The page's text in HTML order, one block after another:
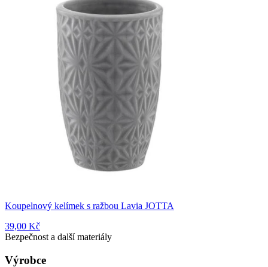
Koupelnový kelímek s ražbou Lavia JOTTA
39,00 Kč
Bezpečnost a další materiály
Výrobce